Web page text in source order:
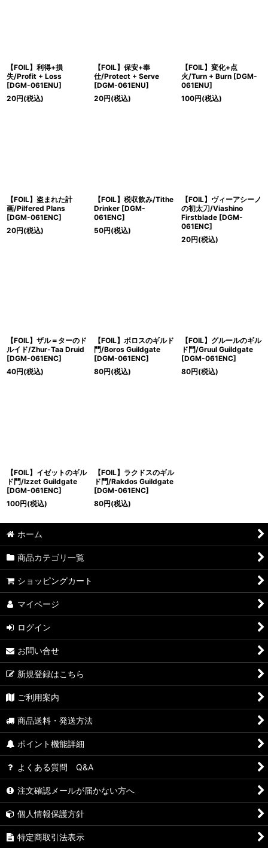
【FOIL】利得+損
失/Profit + Loss
[DGM-061ENU]
20円(税込)
【FOIL】保安+奉
仕/Protect + Serve
[DGM-061ENU]
20円(税込)
【FOIL】変化+点
火/Turn + Burn [DGM-
061ENU]
100円(税込)
【FOIL】盗まれた計
画/Pilfered Plans
[DGM-061ENC]
20円(税込)
【FOIL】税収飲み/Tithe
Drinker [DGM-
061ENC]
50円(税込)
【FOIL】ヴィーアシーノ
の初太刀/Viashino
Firstblade [DGM-
061ENC]
20円(税込)
【FOIL】ザル＝ターのド
ルイド/Zhur-Taa Druid
[DGM-061ENC]
40円(税込)
【FOIL】ボロスのギルド
門/Boros Guildgate
[DGM-061ENC]
80円(税込)
【FOIL】グルールのギル
ド門/Gruul Guildgate
[DGM-061ENC]
80円(税込)
【FOIL】イゼットのギル
ド門/Izzet Guildgate
[DGM-061ENC]
100円(税込)
【FOIL】ラクドスのギル
ド門/Rakdos Guildgate
[DGM-061ENC]
80円(税込)
ホーム
商品カテゴリ一覧
ショッピングカート
マイページ
ログイン
お問い合せ
新規登録はこちら
ご利用案内
商品送料・発送方法
ポイント機能詳細
よくある質問 Q&A
注文確認メールが届かない方へ
個人情報保護方針
特定商取引法表示